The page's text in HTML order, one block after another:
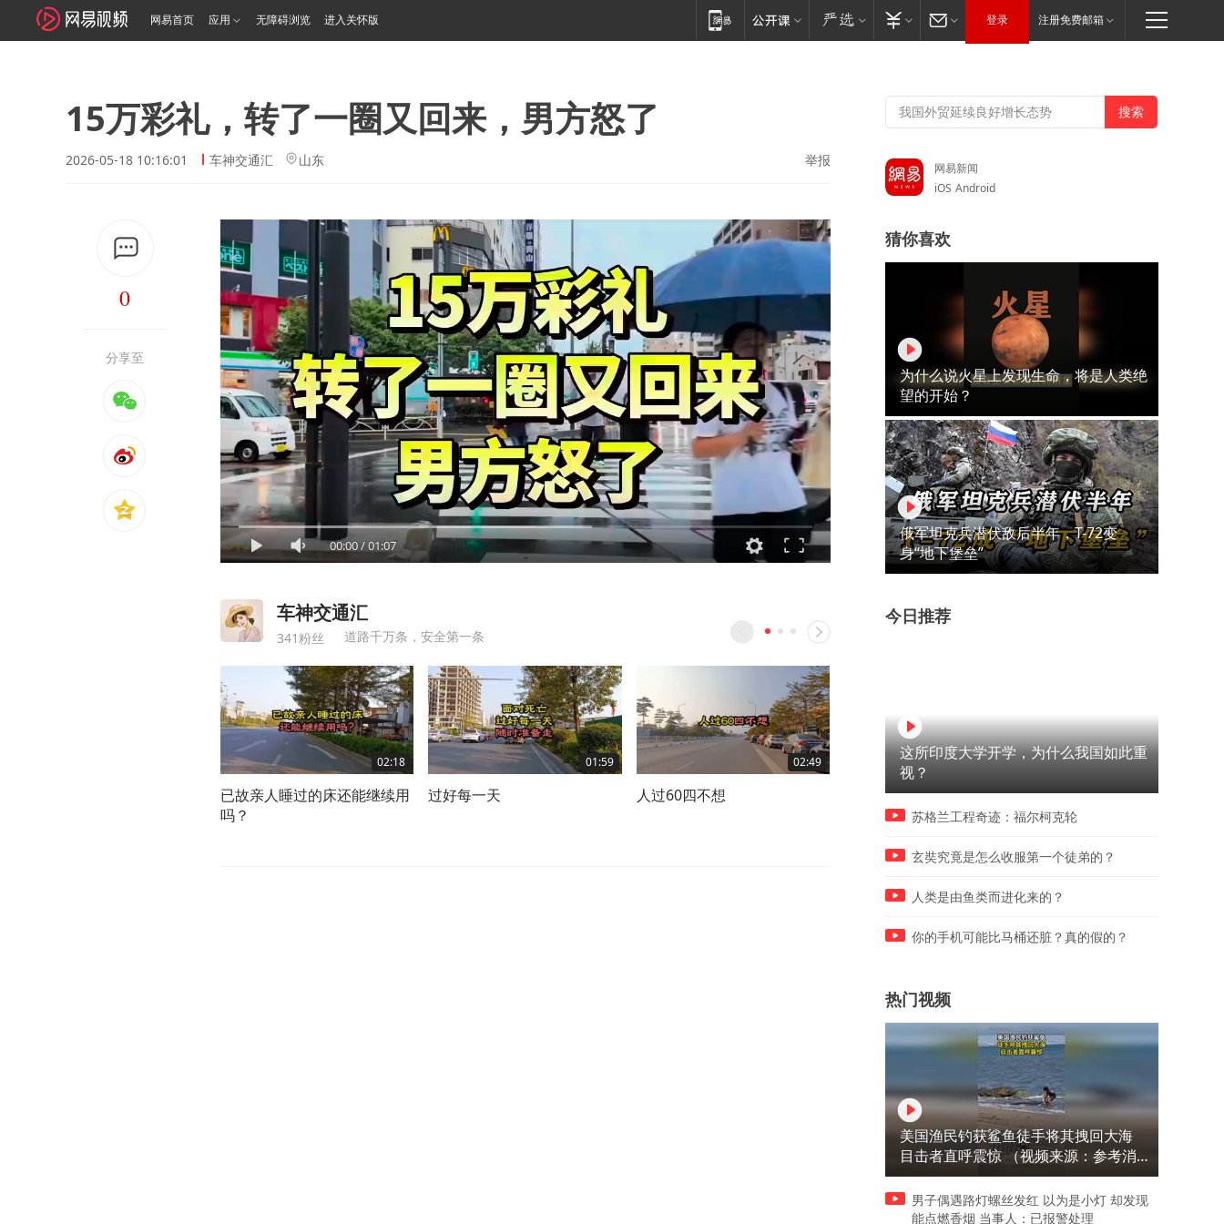
网易首页 应用 无障碍浏览 进入关怀版 登录 注册免费邮箱
15万彩礼，转了一圈又回来，男方怒了
2026-05-18 10:16:01 车神交通汇 山东 举报
0
分享至
00:00/01:07
车神交通汇
341粉丝 道路千万条，安全第一条
02:18
已故亲人睡过的床还能继续用
吗？
01:59
过好每一天
02:49
人过60四不想
04:25
毫无人性的逆子，母亲必须如
原因是你不懂这三句话
网易新闻
iOS Android
猜你喜欢
为什么说火星上发现生命，将是人类绝
望的开始？
俄军坦克兵潜伏敌后半年，T-72变
身“地下堡垒”
今日推荐
这所印度大学开学，为什么我国如此重
视？
苏格兰工程奇迹：福尔柯克轮
玄奘究竟是怎么收服第一个徒弟的？
人类是由鱼类而进化来的？
你的手机可能比马桶还脏？真的假的？
热门视频
美国渔民钓获鲨鱼徒手将其拽回大海
目击者直呼震惊 （视频来源：参考消
息）
男子偶遇路灯螺丝发红 以为是小灯 却发现
能点燃香烟 当事人：已报警处理